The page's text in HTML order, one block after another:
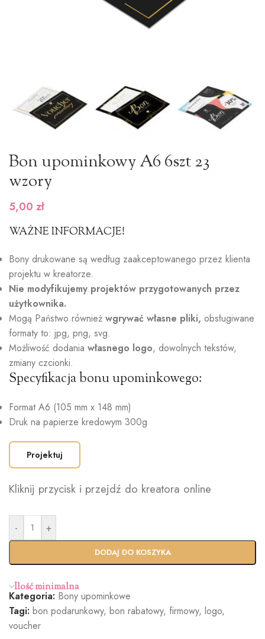
Bon upominkowy A6 6szt 23
wzory
5,00 zł
WAŻNE INFORMACJE!
Bony drukowane są według zaakceptowanego przez klienta
projektu w kreatorze.
Nie modyfikujemy projektów przygotowanych przez
użytkownika.
Mogą Państwo również wgrywać własne pliki, obsługiwane
formaty to: jpg, png, svg.
Możliwość dodania własnego logo, dowolnych tekstów,
zmiany czcionki.
Specyfikacja bonu upominkowego:
Format A6 (105 mm x 148 mm)
Druk na papierze kredowym 300g
Projektuj
Kliknij przycisk i przejdź do kreatora online
- +
DODAJ DO KOSZYKA
Ilość minimalna
Kategoria: Bony upominkowe
Tagi: bon podarunkowy, bon rabatowy, firmowy, logo,
voucher